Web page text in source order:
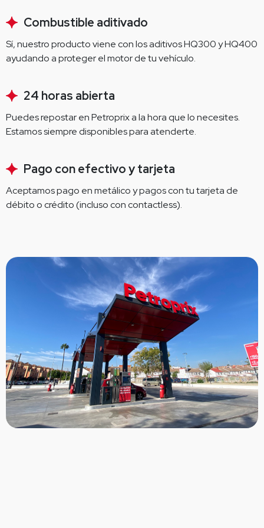
Combustible aditivado
Sí, nuestro producto viene con los aditivos HQ300 y HQ400
ayudando a proteger el motor de tu vehículo.
24 horas abierta
Puedes repostar en Petroprix a la hora que lo necesites.
Estamos siempre disponibles para atenderte.
Pago con efectivo y tarjeta
Aceptamos pago en metálico y pagos con tu tarjeta de
débito o crédito (incluso con contactless).